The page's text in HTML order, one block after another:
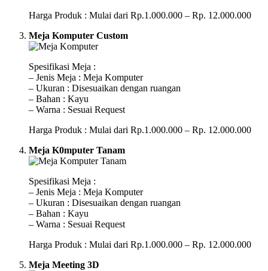
Harga Produk : Mulai dari Rp.1.000.000 – Rp. 12.000.000
Meja Komputer Custom
Spesifikasi Meja :
– Jenis Meja : Meja Komputer
– Ukuran : Disesuaikan dengan ruangan
– Bahan : Kayu
– Warna : Sesuai Request
Harga Produk : Mulai dari Rp.1.000.000 – Rp. 12.000.000
Meja K0mputer Tanam
Spesifikasi Meja :
– Jenis Meja : Meja Komputer
– Ukuran : Disesuaikan dengan ruangan
– Bahan : Kayu
– Warna : Sesuai Request
Harga Produk : Mulai dari Rp.1.000.000 – Rp. 12.000.000
Meja Meeting 3D